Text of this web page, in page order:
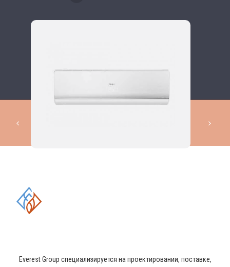
Everest Group специализируется на проектировании, поставке,